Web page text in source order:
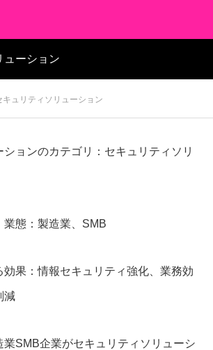
ューション
キュリティソリューション
ョンのカテゴリ：セキュリティソリ
業態：製造業、SMB
効果：情報セキュリティ強化、業務効
減
業SMB企業がセキュリティソリューシ